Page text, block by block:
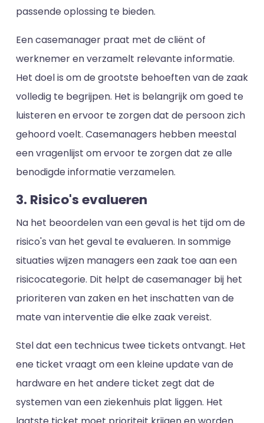
passende oplossing te bieden.
Een casemanager praat met de cliënt of
werknemer en verzamelt relevante informatie.
Het doel is om de grootste behoeften van de zaak
volledig te begrijpen. Het is belangrijk om goed te
luisteren en ervoor te zorgen dat de persoon zich
gehoord voelt. Casemanagers hebben meestal
een vragenlijst om ervoor te zorgen dat ze alle
benodigde informatie verzamelen.
3. Risico's evalueren
Na het beoordelen van een geval is het tijd om de
risico's van het geval te evalueren. In sommige
situaties wijzen managers een zaak toe aan een
risicocategorie. Dit helpt de casemanager bij het
prioriteren van zaken en het inschatten van de
mate van interventie die elke zaak vereist.
Stel dat een technicus twee tickets ontvangt. Het
ene ticket vraagt om een kleine update van de
hardware en het andere ticket zegt dat de
systemen van een ziekenhuis plat liggen. Het